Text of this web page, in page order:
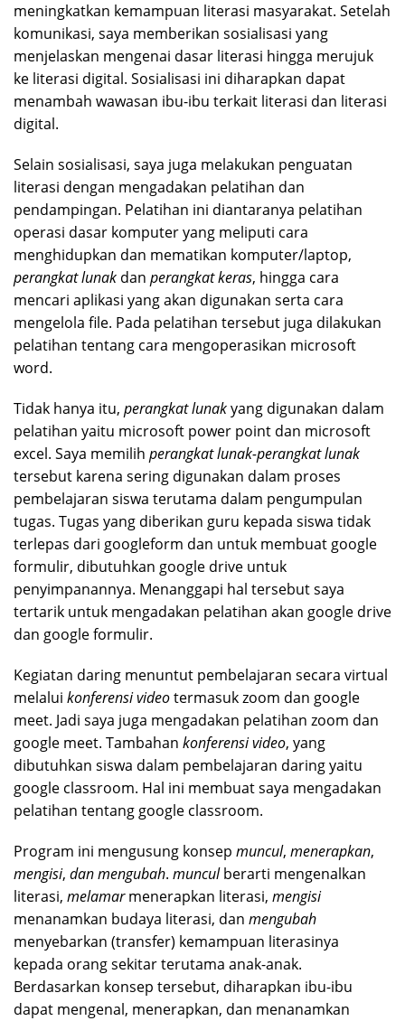
meningkatkan kemampuan literasi masyarakat. Setelah
komunikasi, saya memberikan sosialisasi yang
menjelaskan mengenai dasar literasi hingga merujuk
ke literasi digital. Sosialisasi ini diharapkan dapat
menambah wawasan ibu-ibu terkait literasi dan literasi
digital.
Selain sosialisasi, saya juga melakukan penguatan
literasi dengan mengadakan pelatihan dan
pendampingan. Pelatihan ini diantaranya pelatihan
operasi dasar komputer yang meliputi cara
menghidupkan dan mematikan komputer/laptop,
perangkat lunak dan perangkat keras, hingga cara
mencari aplikasi yang akan digunakan serta cara
mengelola file. Pada pelatihan tersebut juga dilakukan
pelatihan tentang cara mengoperasikan microsoft
word.
Tidak hanya itu, perangkat lunakyang digunakan dalam
pelatihan yaitu microsoft power point dan microsoft
excel. Saya memilih perangkat lunak-perangkat lunak
tersebut karena sering digunakan dalam proses
pembelajaran siswa terutama dalam pengumpulan
tugas. Tugas yang diberikan guru kepada siswa tidak
terlepas dari googleform dan untuk membuat google
formulir, dibutuhkan google drive untuk
penyimpanannya. Menanggapi hal tersebut saya
tertarik untuk mengadakan pelatihan akan google drive
dan google formulir.
Kegiatan daring menuntut pembelajaran secara virtual
melalui konferensi videotermasuk zoom dan google
meet. Jadi saya juga mengadakan pelatihan zoom dan
google meet. Tambahan konferensi video, yang
dibutuhkan siswa dalam pembelajaran daring yaitu
google classroom. Hal ini membuat saya mengadakan
pelatihan tentang google classroom.
Program ini mengusung konsep muncul, menerapkan,
mengisi, dan mengubah. munculberarti mengenalkan
literasi, melamarmenerapkan literasi, mengisi
menanamkan budaya literasi, dan mengubah
menyebarkan (transfer) kemampuan literasinya
kepada orang sekitar terutama anak-anak.
Berdasarkan konsep tersebut, diharapkan ibu-ibu
dapat mengenal, menerapkan, dan menanamkan